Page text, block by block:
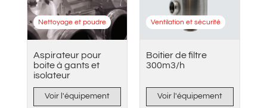
Aspirateur pour
boite à gants et
isolateur
Nettoyage et poudre
Voir l'équipement
Boitier de filtre
300m3/h
Ventilation et sécurité
Voir l'équipement